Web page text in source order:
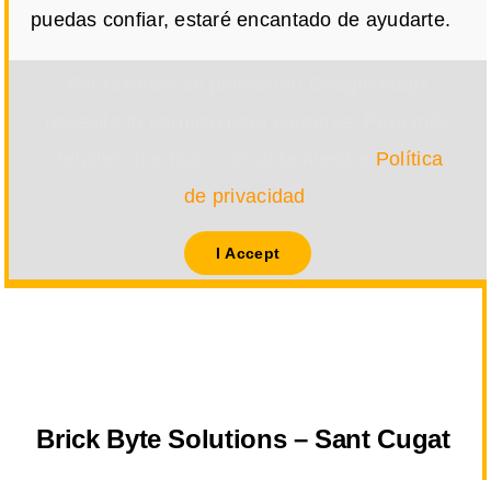
puedas confiar, estaré encantado de ayudarte.
Política
de privacidad
I Accept
Brick Byte Solutions – Sant Cugat